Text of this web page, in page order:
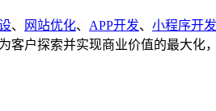
、 网站优化、 APP开发、 小程序开发
户探索并实现商业价值的最大化